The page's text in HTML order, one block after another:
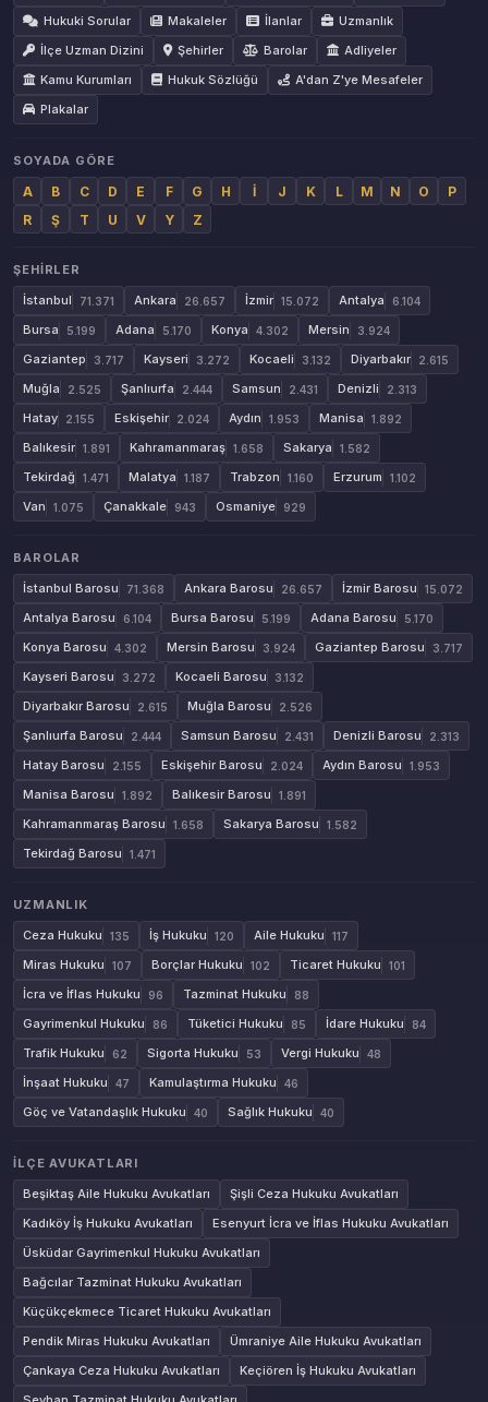
Hukuki Sorular
Makaleler İlanlar
Uzmanlık
İlçe Uzman Dizini
Şehirler Barolar
Adliyeler
Kamu Kurumları
Hukuk Sözlüğü
A'dan Z'ye Mesafeler
Plakalar
SOYADA GÖRE
A B C D E F G H İ J K L M N O
P
R
Ş T U V Y Z
ŞEHIRLER
İstanbul
71.371 Ankara 26.657 İzmir 15.072 Antalya 6.104
Bursa 5.199 Adana 5.170 Konya 4.302 Mersin 3.924
Gaziantep 3.717 Kayseri 3.272 Kocaeli 3.132 Diyarbakır 2.615
Muğla 2.525 Şanlıurfa 2.444 Samsun 2.431 Denizli 2.313
Hatay 2.155 Eskişehir 2.024 Aydın 1.953 Manisa 1.892
Balıkesir 1.891 Kahramanmaraş 1.658 Sakarya 1.582
Tekirdağ 1.471 Malatya 1.187 Trabzon 1.160 Erzurum 1.102
Van 1.075 Çanakkale 943 Osmaniye 929
BAROLAR
İstanbul Barosu
71.368 Ankara Barosu 26.657 İzmir Barosu 15.072
Antalya Barosu 6.104 Bursa Barosu 5.199 Adana Barosu 5.170
Konya Barosu 4.302 Mersin Barosu 3.924 Gaziantep Barosu 3.717
Kayseri Barosu 3.272 Kocaeli Barosu 3.132
Diyarbakır Barosu 2.615 Muğla Barosu 2.526
Şanlıurfa Barosu 2.444 Samsun Barosu 2.431 Denizli Barosu 2.313
Hatay Barosu 2.155 Eskişehir Barosu 2.024 Aydın Barosu 1.953
Manisa Barosu 1.892 Balıkesir Barosu 1.891
Kahramanmaraş Barosu 1.658 Sakarya Barosu 1.582
Tekirdağ Barosu 1.471
UZMANLIK
Ceza Hukuku
135 İş Hukuku 120 Aile Hukuku 117
Miras Hukuku 107 Borçlar Hukuku 102 Ticaret Hukuku 101
İcra ve İflas Hukuku 96 Tazminat Hukuku 88
Gayrimenkul Hukuku 86 Tüketici Hukuku 85 İdare Hukuku 84
Trafik Hukuku 62 Sigorta Hukuku 53 Vergi Hukuku 48
İnşaat Hukuku 47 Kamulaştırma Hukuku 46
Göç ve Vatandaşlık Hukuku 40 Sağlık Hukuku 40
İLÇE AVUKATLARI
Beşiktaş Aile Hukuku Avukatları
Şişli Ceza Hukuku Avukatları
Kadıköy İş Hukuku Avukatları
Esenyurt İcra ve İflas Hukuku Avukatları
Üsküdar Gayrimenkul Hukuku Avukatları
Bağcılar Tazminat Hukuku Avukatları
Küçükçekmece Ticaret Hukuku Avukatları
Pendik Miras Hukuku Avukatları
Ümraniye Aile Hukuku Avukatları
Çankaya Ceza Hukuku Avukatları
Keçiören İş Hukuku Avukatları